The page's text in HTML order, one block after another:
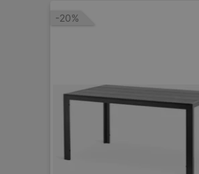
-20%